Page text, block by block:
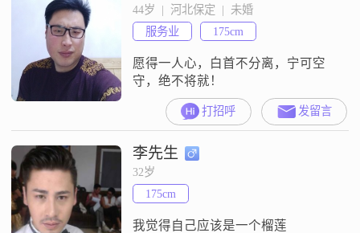
44岁  |  河北保定  |  未婚
服务业
175cm
愿得一人心，白首不分离，宁可空
守，绝不将就！
打招呼 发留言
李先生
32岁
175cm
我觉得自己应该是一个榴莲